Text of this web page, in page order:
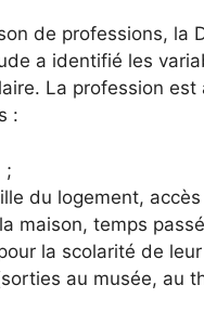
de professions, la
a identifié les
La profession est
:
;
du logement,
maison, temps
la scolarité de
au musée, au